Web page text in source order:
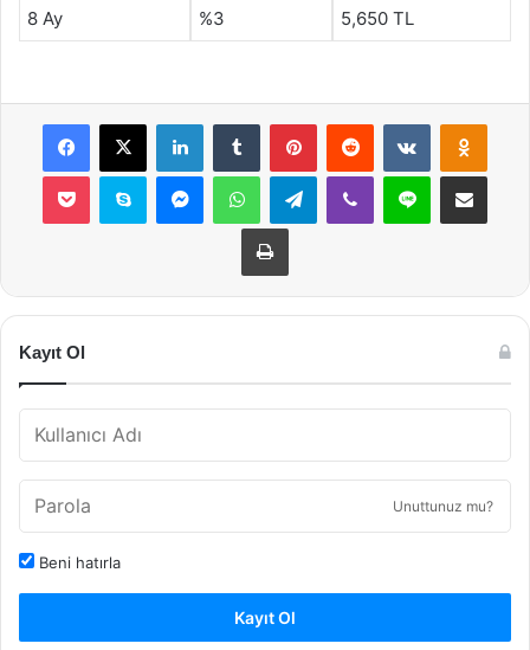
8 Ay %3 5,650 TL
Facebook
X LinkedInTumblr PinterestReddit VKontakte
Pocket Skype MessengerWhatsAppTelegramViber Line E-Posta ile
Yazdır
Kayıt Ol
Unuttunuz mu?
Beni hatırla
Kayıt Ol